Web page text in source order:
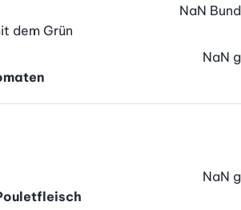
dem Grün
NaN Bund
NaN g
NaN g